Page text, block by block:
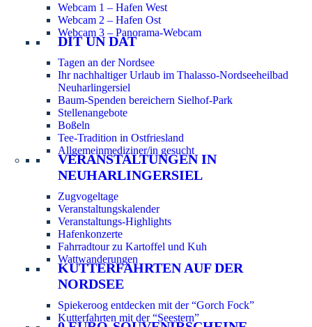
Webcam 1 – Hafen West
Webcam 2 – Hafen Ost
Webcam 3 – Panorama-Webcam
DIT UN DAT
Tagen an der Nordsee
Ihr nachhaltiger Urlaub im Thalasso-Nordseeheilbad
Neuharlingersiel
Baum-Spenden bereichern Sielhof-Park
Stellenangebote
Boßeln
Tee-Tradition in Ostfriesland
Allgemeinmediziner/in gesucht
VERANSTALTUNGEN IN
NEUHARLINGERSIEL
Zugvogeltage
Veranstaltungskalender
Veranstaltungs-Highlights
Hafenkonzerte
Fahrradtour zu Kartoffel und Kuh
Wattwanderungen
KUTTERFAHRTEN AUF DER
NORDSEE
Spiekeroog entdecken mit der “Gorch Fock”
Kutterfahrten mit der “Seestern”